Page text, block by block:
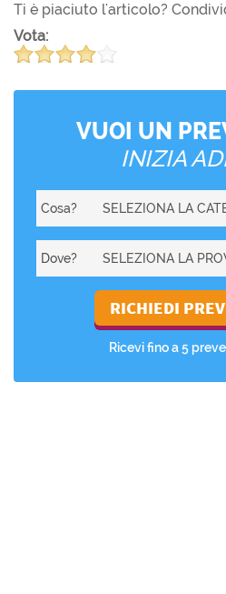
Ti è piaciuto l'articolo?
Vota:
VUOI UN
INIZIA
Cosa?
Dove?
Ricevi fino a 5